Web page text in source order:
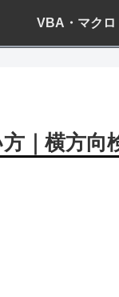
VBA・マクロ
｜横方向